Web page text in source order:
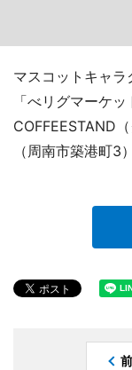
マスコットキャラ
「べリグマーケ
COFFEESTAND
（周南市築港町3